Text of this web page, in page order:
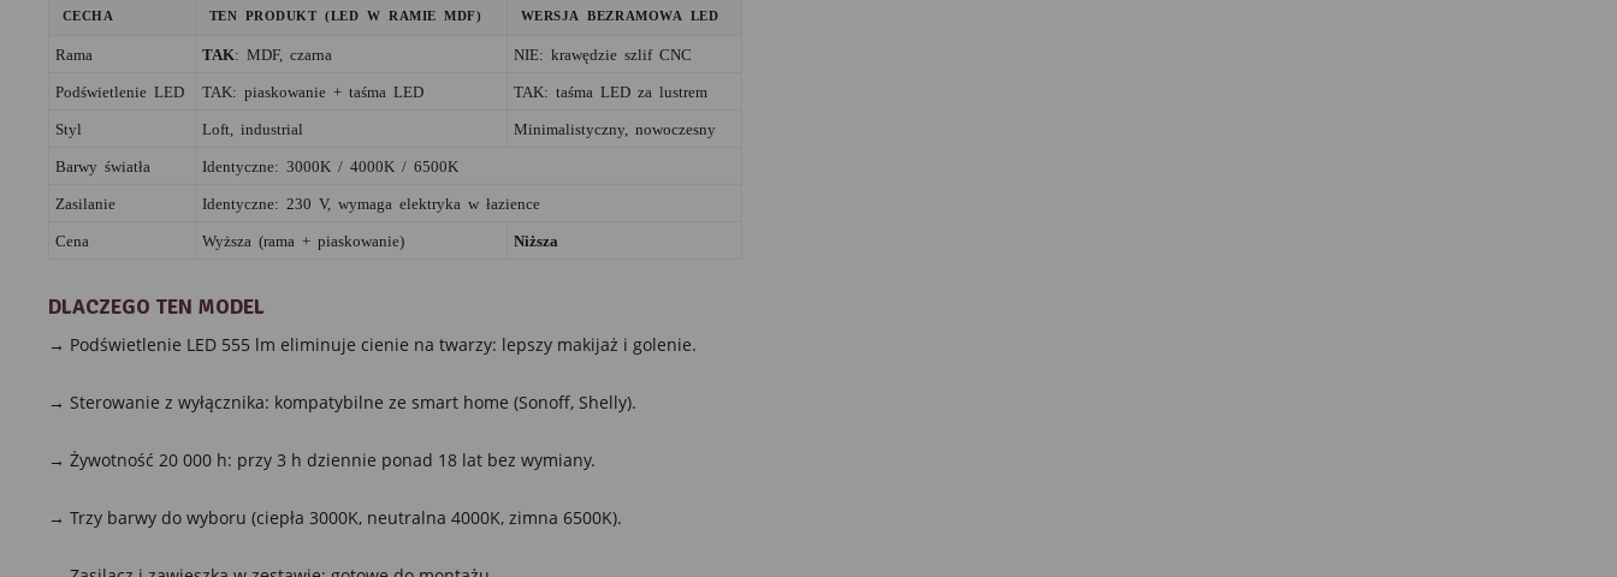
CECHA TEN PRODUKT (LED W RAMIE MDF) WERSJA BEZRAMOWA LED
Rama TAK: MDF, czarna NIE: krawędzie szlif CNC
Podświetlenie LED TAK: piaskowanie + taśma LED TAK: taśma LED za lustrem
Styl Loft, industrial Minimalistyczny, nowoczesny
Barwy światła Identyczne: 3000K / 4000K / 6500K
Zasilanie Identyczne: 230 V, wymaga elektryka w łazience
Cena Wyższa (rama + piaskowanie) Niższa
DLACZEGO TEN MODEL
→ Podświetlenie LED 555 lm eliminuje cienie na twarzy: lepszy makijaż i golenie.
→ Sterowanie z wyłącznika: kompatybilne ze smart home (Sonoff, Shelly).
→ Żywotność 20 000 h: przy 3 h dziennie ponad 18 lat bez wymiany.
→ Trzy barwy do wyboru (ciepła 3000K, neutralna 4000K, zimna 6500K).